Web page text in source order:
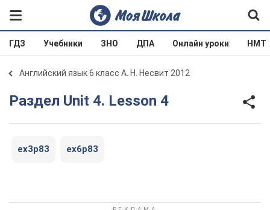
ГДЗ Учебники ЗНО ДПА Онлайн уроки НМТ
Английский язык 6 класс А. Н. Несвит 2012
Раздел Unit 4. Lesson 4
ex3p83 ex6p83